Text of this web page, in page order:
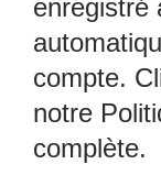
enregistré
compte.
notre
complète.